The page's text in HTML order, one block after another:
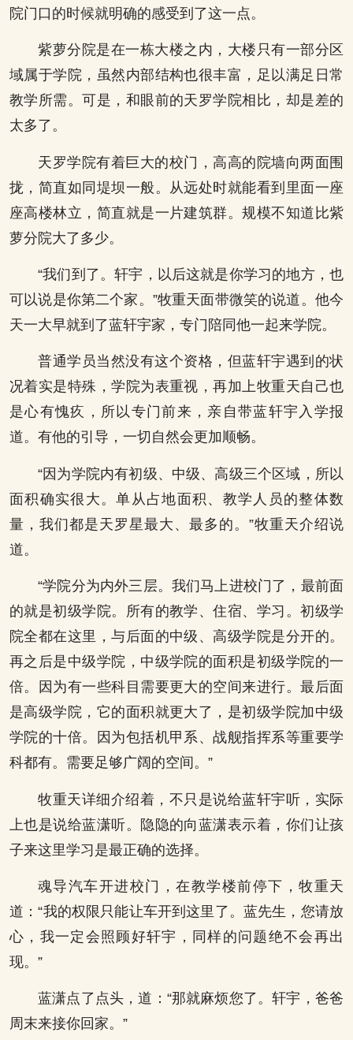
院门口的时候就明确的感受到了这一点。
紫萝分院是在一栋大楼之内，大楼只有一部分区
域属于学院，虽然内部结构也很丰富，足以满足日常
教学所需。可是，和眼前的天罗学院相比，却是差的
太多了。
天罗学院有着巨大的校门，高高的院墙向两面围
拢，简直如同堤坝一般。从远处时就能看到里面一座
座高楼林立，简直就是一片建筑群。规模不知道比紫
萝分院大了多少。
“我们到了。轩宇，以后这就是你学习的地方，也
可以说是你第二个家。”牧重天面带微笑的说道。他今
天一大早就到了蓝轩宇家，专门陪同他一起来学院。
普通学员当然没有这个资格，但蓝轩宇遇到的状
况着实是特殊，学院为表重视，再加上牧重天自己也
是心有愧疚，所以专门前来，亲自带蓝轩宇入学报
道。有他的引导，一切自然会更加顺畅。
“因为学院内有初级、中级、高级三个区域，所以
面积确实很大。单从占地面积、教学人员的整体数
量，我们都是天罗星最大、最多的。”牧重天介绍说
道。
“学院分为内外三层。我们马上进校门了，最前面
的就是初级学院。所有的教学、住宿、学习。初级学
院全都在这里，与后面的中级、高级学院是分开的。
再之后是中级学院，中级学院的面积是初级学院的一
倍。因为有一些科目需要更大的空间来进行。最后面
是高级学院，它的面积就更大了，是初级学院加中级
学院的十倍。因为包括机甲系、战舰指挥系等重要学
科都有。需要足够广阔的空间。”
牧重天详细介绍着，不只是说给蓝轩宇听，实际
上也是说给蓝潇听。隐隐的向蓝潇表示着，你们让孩
子来这里学习是最正确的选择。
魂导汽车开进校门，在教学楼前停下，牧重天
道：“我的权限只能让车开到这里了。蓝先生，您请放
心，我一定会照顾好轩宇，同样的问题绝不会再出
现。”
蓝潇点了点头，道：“那就麻烦您了。轩宇，爸爸
周末来接你回家。”